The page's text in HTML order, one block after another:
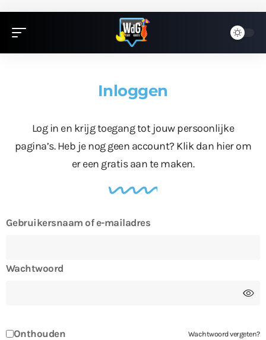
Inloggen
Log in en krijg toegang tot jouw persoonlijke
pagina’s. Heb je nog geen account? Klik dan hierom
er een gratis aan te maken.
Gebruikersnaam of e-mailadres
Wachtwoord
Onthouden Wachtwoord vergeten?